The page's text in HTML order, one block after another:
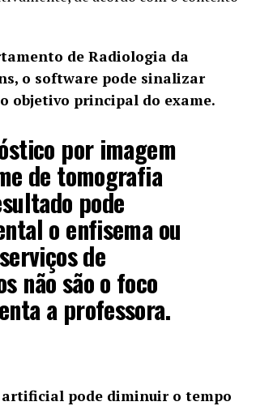
de Radiologia da
o software pode sinalizar
objetivo principal do exame.
por imagem
de tomografia
pode
o enfisema ou
de
não são o foco
a professora.
pode diminuir o tempo